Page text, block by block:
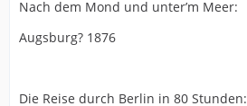
Nach dem Mond und unter’m Meer:
Augsburg? 1876
Die Reise durch Berlin in 80 Stunden: